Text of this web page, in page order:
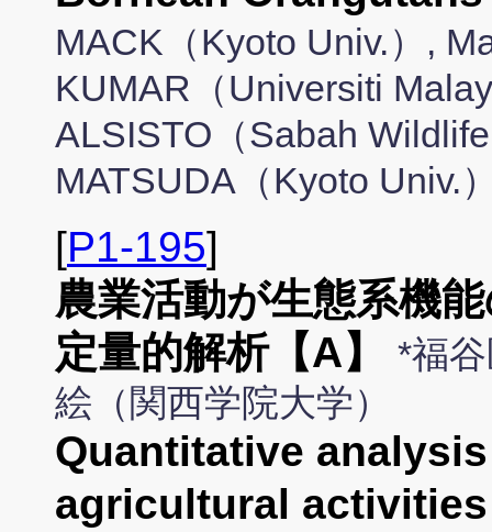
MACK（Kyoto Univ.）,
KUMAR（Universiti
ALSISTO（Sabah
MATSUDA（Kyoto Univ.
[P1-195]
農業活動が生態系機
定量的解析【A】
*福
絵（関西学院大学）
Quantitative
agricultural